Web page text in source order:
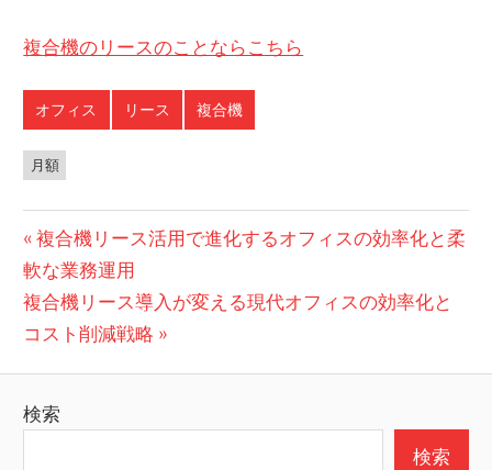
複合機のリースのことならこちら
オフィス リース 複合機
月額
投
稿
ナ
ビ
ゲ
前
の
投
稿:
複合機リース活用で進化するオフィスの効率化と柔
軟な業務運用
次
の
複合機リース導入が変える現代オフィスの効率化と
コスト削減戦略
検索
検索